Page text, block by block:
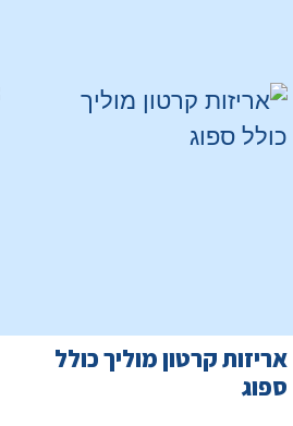
אריזות קרטון מוליך כולל
ספוג